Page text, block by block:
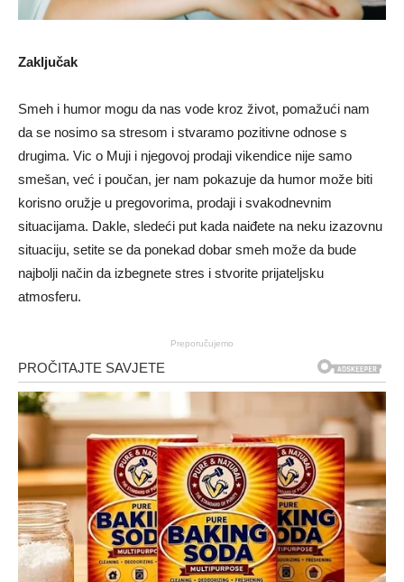
Zaključak
Smeh i humor mogu da nas vode kroz život, pomažući nam
da se nosimo sa stresom i stvaramo pozitivne odnose s
drugima. Vic o Muji i njegovoj prodaji vikendice nije samo
smešan, već i poučan, jer nam pokazuje da humor može biti
korisno oružje u pregovorima, prodaji i svakodnevnim
situacijama. Dakle, sledeći put kada naiđete na neku izazovnu
situaciju, setite se da ponekad dobar smeh može da bude
najbolji način da izbegnete stres i stvorite prijateljsku
atmosferu.
Preporučujemo